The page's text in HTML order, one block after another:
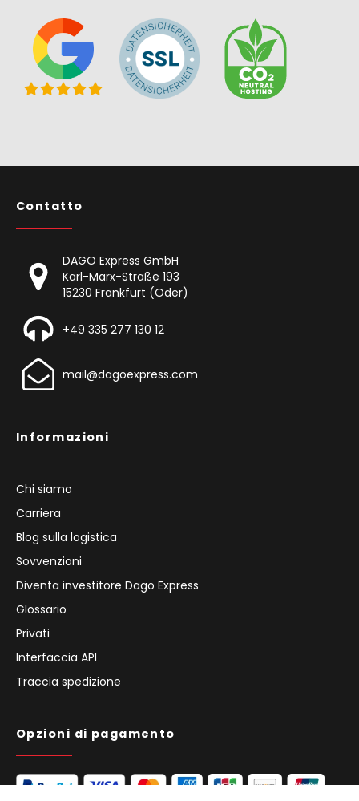
Contatto
DAGO Express GmbH
Karl-Marx-Straße 193
15230 Frankfurt (Oder)
+49 335 277 130 12
mail@dagoexpress.com
Informazioni
Chi siamo
Carriera
Blog sulla logistica
Sovvenzioni
Diventa investitore Dago Express
Glossario
Privati
Interfaccia API
Traccia spedizione
Opzioni di pagamento